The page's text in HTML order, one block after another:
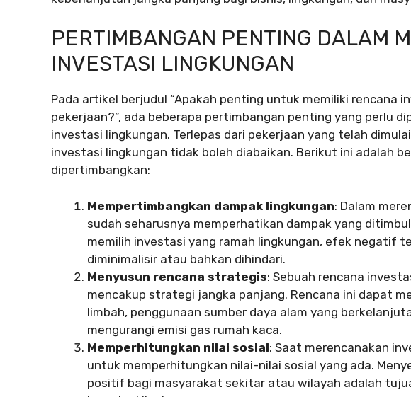
PERTIMBANGAN PENTING DALAM
INVESTASI LINGKUNGAN
Pada artikel berjudul “Apakah penting untuk memiliki rencana
pekerjaan?”, ada beberapa pertimbangan penting yang perlu
investasi lingkungan. Terlepas dari pekerjaan yang telah
investasi lingkungan tidak boleh diabaikan. Berikut ini adalah
dipertimbangkan:
Mempertimbangkan dampak lingkungan: Dalam
sudah seharusnya memperhatikan dampak yang
memilih investasi yang ramah lingkungan, efek negatif
diminimalisir atau bahkan dihindari.
Menyusun rencana strategis: Sebuah rencana
mencakup strategi jangka panjang. Rencana ini dapat
limbah, penggunaan sumber daya alam yang
mengurangi emisi gas rumah kaca.
Memperhitungkan nilai sosial: Saat merencanakan
untuk memperhitungkan nilai-nilai sosial yang ada.
positif bagi masyarakat sekitar atau wilayah adalah